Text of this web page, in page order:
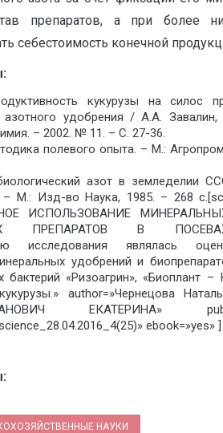
препаратов, а при более
себестоимость конечной
кукурузы на силос
азотного удобрения / А.А.
– 2002. № 11. – С. 27-36.
полевого опыта. – М.:
азот в земледелии
М.: Изд-во Наука, 1985. – 268
ИСПОЛЬЗОВАНИЕ
ПРЕПАРАТОВ В
исследования являлась
удобрений и
бактерий «Ризоагрин», «Биоплант
author=»Чернецова
ЕКАТЕРИНА»
ebook=»yes» ]
НАУКИ